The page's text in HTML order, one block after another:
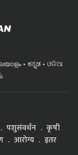
ಕನ್ನಡ
ଓଡିଆ
पशुसंवर्धन
कृषी
आरोग्य इतर